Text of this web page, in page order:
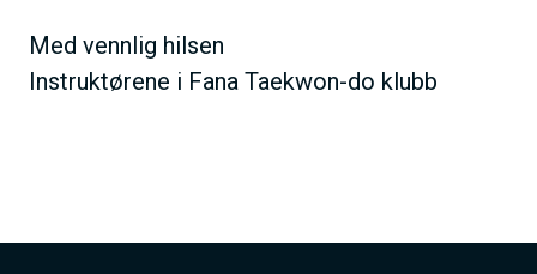
Med vennlig hilsen
Instruktørene i Fana Taekwon-do klubb